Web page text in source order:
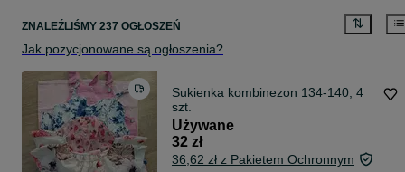
ZNALEŹLIŚMY 237 OGŁOSZEŃ
Jak pozycjonowane są ogłoszenia?
Sukienka kombinezon 134-140, 4
szt.
Używane
32 zł
36,62 zł z Pakietem Ochronnym